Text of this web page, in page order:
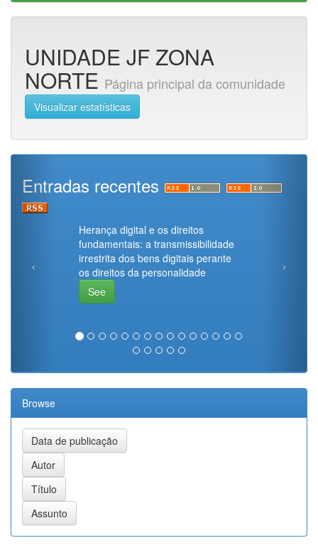
UNIDADE JF ZONA
NORTE Página principal da comunidade
Visualizar estatísticas
Entradas recentes
Herança digital e os direitos
fundamentais: a transmissibilidade
irrestrita dos bens digitais perante
os direitos da personalidade
See
Browse